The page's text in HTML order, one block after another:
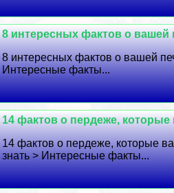
8 интересных фактов о вашей
8 интересных фактов о вашей
Интересные факты...
14 фактов о пердеже, которые
14 фактов о пердеже, которые
знать > Интересные факты...